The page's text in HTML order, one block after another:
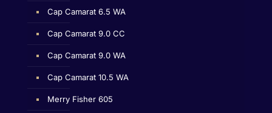
Cap Camarat 6.5 WA
Cap Camarat 9.0 CC
Cap Camarat 9.0 WA
Cap Camarat 10.5 WA
Merry Fisher 605